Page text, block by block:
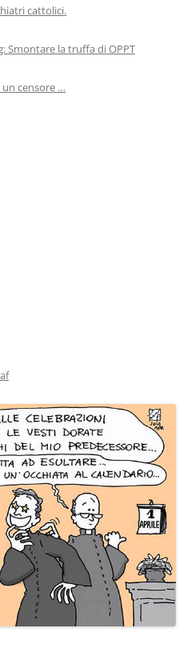
cattolici.
Smontare la truffa di OPPT
un censore …